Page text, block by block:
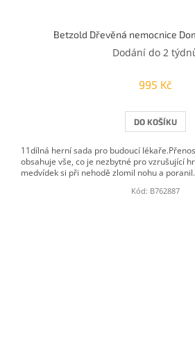
Betzold Dřevěná nemocnice
Dodání do 2
995 Kč
DO KOŠÍKU
11dílná herní sada pro budoucí
obsahuje vše, co je nezbytné pro vzrušující
medvídek si při nehodě zlomil nohu a
Kód: B762887